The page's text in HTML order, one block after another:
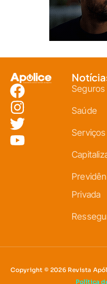
Seguros
Saúde
Serviços
Privada
Copyright © 2026 Revista
Política